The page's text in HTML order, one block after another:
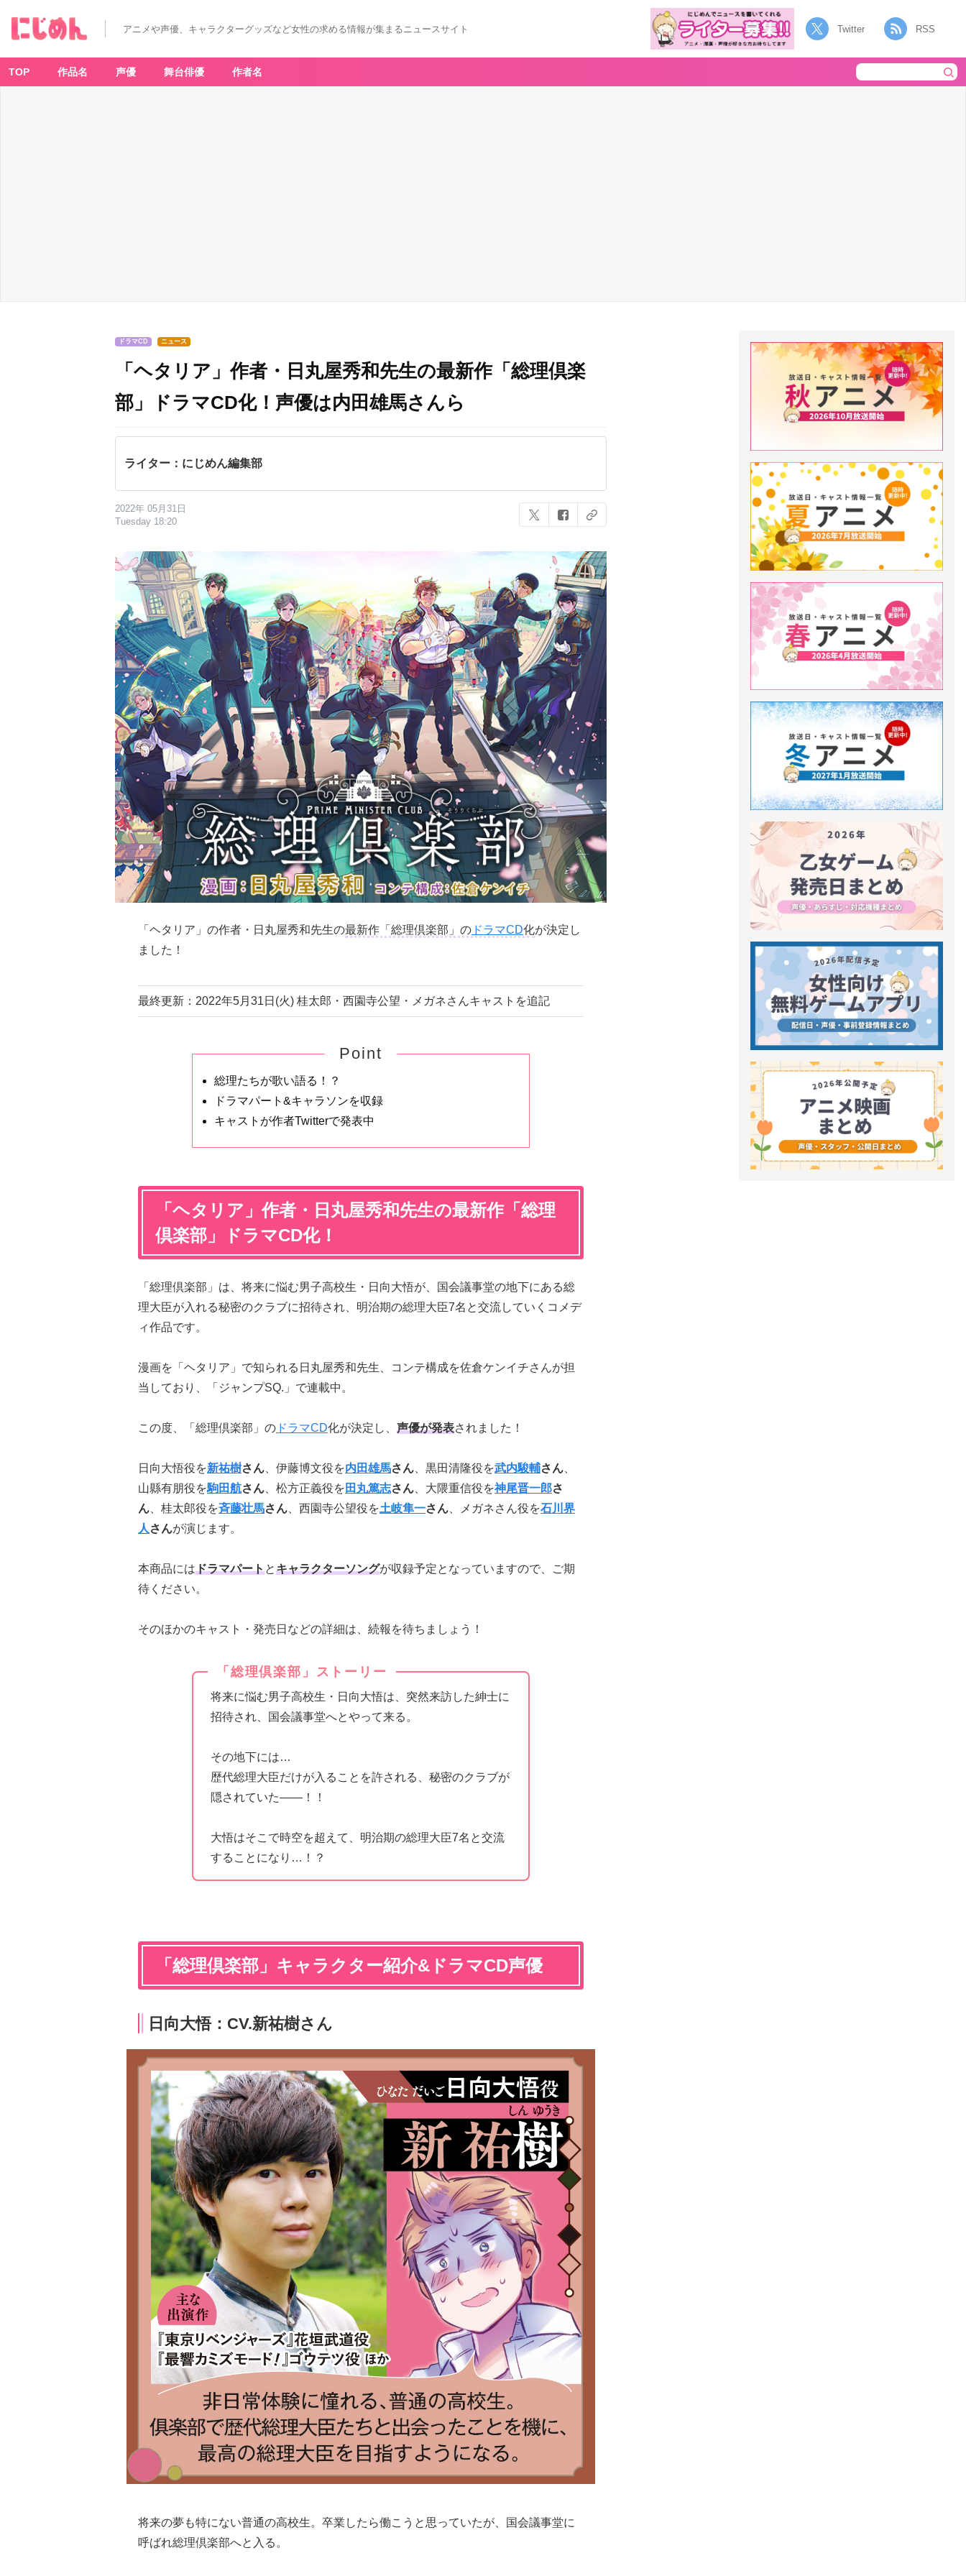
アニメや声優、キャラクターグッズなど女性の求める情報が集まるニュースサイト Twitter RSS
TOP 作品名 声優 舞台俳優 作者名
ドラマCD ニュース
「ヘタリア」作者・日丸屋秀和先生の最新作「総理倶楽
部」ドラマCD化！声優は内田雄馬さんら
ライター：にじめん編集部
2022年 05月31日
Tuesday 18:20
「ヘタリア」の作者・日丸屋秀和先生の最新作「総理倶楽部」の ドラマCD化が決定し
ました！
最終更新：2022年5月31日(火) 桂太郎・西園寺公望・メガネさんキャストを追記
Point
総理たちが歌い語る！？
ドラマパート&キャラソンを収録
キャストが作者Twitterで発表中
「ヘタリア」作者・日丸屋秀和先生の最新作「総理
倶楽部」ドラマCD化！
「総理倶楽部」は、将来に悩む男子高校生・日向大悟が、国会議事堂の地下にある総
理大臣が入れる秘密のクラブに招待され、明治期の総理大臣7名と交流していくコメデ
ィ作品です。
漫画を「ヘタリア」で知られる日丸屋秀和先生、コンテ構成を佐倉ケンイチさんが担
当しており、「ジャンプSQ.」で連載中。
この度、「総理倶楽部」の ドラマCD化が決定し、 声優が発表されました！
日向大悟役を新祐樹さん 、伊藤博文役を内田雄馬さん 、黒田清隆役を武内駿輔さん
山縣有朋役を駒田航さん 、松方正義役を 田丸篤志さん 、大隈重信役を神尾晋一郎さ
ん 、桂太郎役を斉藤壮馬さん 、西園寺公望役を土岐隼一さん 、メガネさん役を石川界
人 さんが演じます。
本商品にはドラマパートとキャラクターソングが収録予定となっていますので、ご期
待ください。
そのほかのキャスト・発売日などの詳細は、続報を待ちましょう！
「総理倶楽部」ストーリー
将来に悩む男子高校生・日向大悟は、突然来訪した紳士に
招待され、国会議事堂へとやって来る。
その地下には…
歴代総理大臣だけが入ることを許される、秘密のクラブが
隠されていた――！！
大悟はそこで時空を超えて、明治期の総理大臣7名と交流
することになり…！？
「総理倶楽部」キャラクター紹介&ドラマCD声優
日向大悟：CV.新祐樹さん
将来の夢も特にない普通の高校生。卒業したら働こうと思っていたが、国会議事堂に
呼ばれ総理倶楽部へと入る。